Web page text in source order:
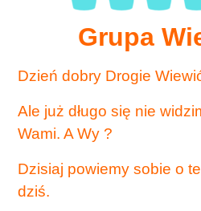
Grupa
Dzień dobry Drogie
Ale już długo się nie
Wami. A Wy ?
Dzisiaj powiemy sobie o
dziś.